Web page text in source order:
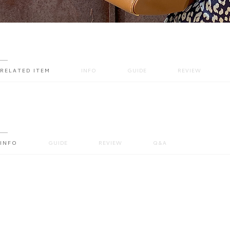
RELATED ITEM INFO GUIDE REVIEW
INFO GUIDE REVIEW Q&A